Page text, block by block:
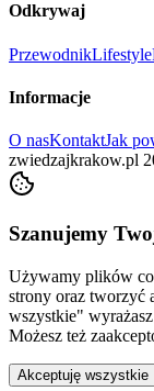
Odkrywaj
PrzewodnikLifestyle
Informacje
O nasKontaktJak
zwiedzajkrakow.pl
Szanujemy
Używamy plików
strony oraz tworzyć
wszystkie"
Możesz też
Akceptuję wszystkie